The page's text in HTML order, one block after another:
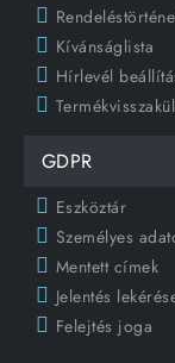
Kívánságlista
Hírlevél
GDPR
Eszköztár
Személyes
Mentett címek
Jelentés
Felejtés joga